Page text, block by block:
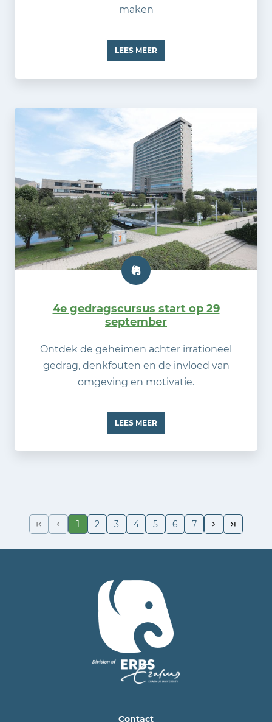
maken
LEES MEER
4e gedragscursus start op 29
september
Ontdek de geheimen achter irrationeel
gedrag, denkfouten en de invloed van
omgeving en motivatie.
LEES MEER
1 2 3 4 5 6 7
Contact